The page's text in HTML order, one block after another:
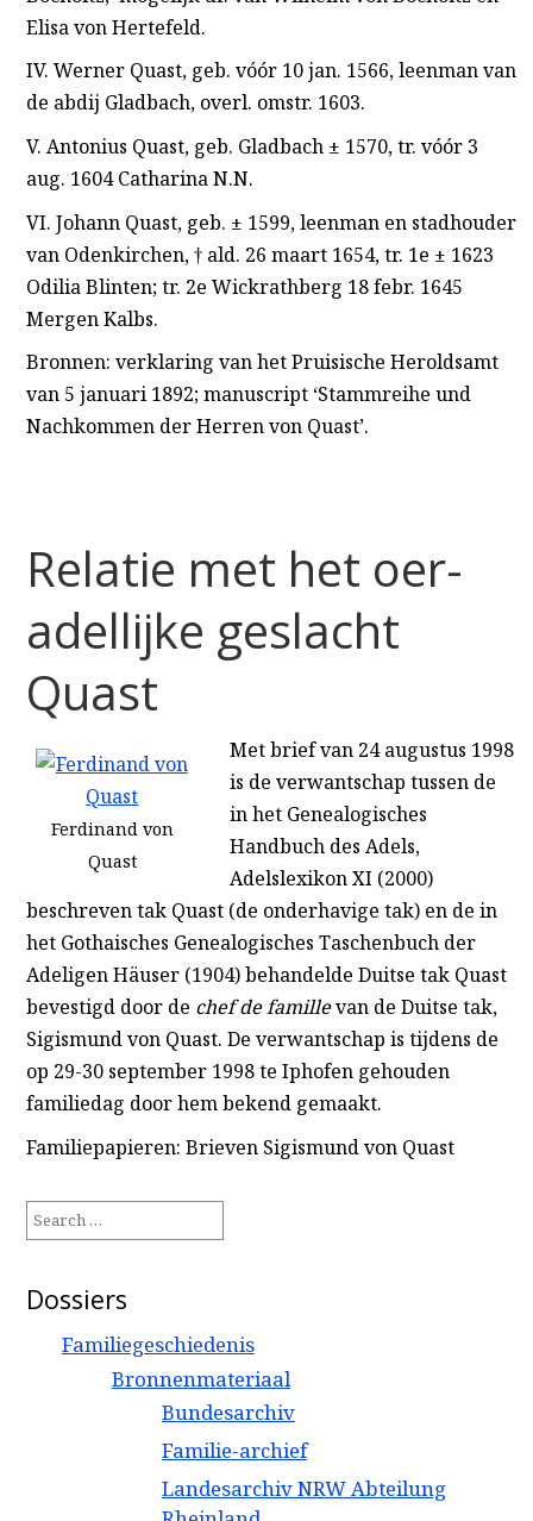
Elisa von Hertefeld.
IV. Werner Quast, geb. vóór 10 jan. 1566, leenman van
de abdij Gladbach, overl. omstr. 1603.
V. Antonius Quast, geb. Gladbach ± 1570, tr. vóór 3
aug. 1604 Catharina N.N.
VI. Johann Quast, geb. ± 1599, leenman en stadhouder
van Odenkirchen, † ald. 26 maart 1654, tr. 1e ± 1623
Odilia Blinten; tr. 2e Wickrathberg 18 febr. 1645
Mergen Kalbs.
Bronnen: verklaring van het Pruisische Heroldsamt
van 5 januari 1892; manuscript ‘Stammreihe und
Nachkommen der Herren von Quast’.
Relatie met het oer-
adellijke geslacht
Quast
Ferdinand von
Quast
Met brief van 24 augustus 1998
is de verwantschap tussen de
in het Genealogisches
Handbuch des Adels,
Adelslexikon XI (2000)
beschreven tak Quast (de onderhavige tak) en de in
het Gothaisches Genealogisches Taschenbuch der
Adeligen Häuser (1904) behandelde Duitse tak Quast
bevestigd door de chef de famillevan de Duitse tak,
Sigismund von Quast. De verwantschap is tijdens de
op 29-30 september 1998 te Iphofen gehouden
familiedag door hem bekend gemaakt.
Familiepapieren: Brieven Sigismund von Quast
for:
Dossiers
Familiegeschiedenis
Bronnenmateriaal
Bundesarchiv
Familie-archief
Landesarchiv NRW Abteilung